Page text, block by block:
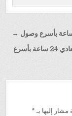
← ونش الفرسان لإنقاذ السيارات في شارع 9 المعادي 24 ساعة بأسرع
مشار إليها بـ *